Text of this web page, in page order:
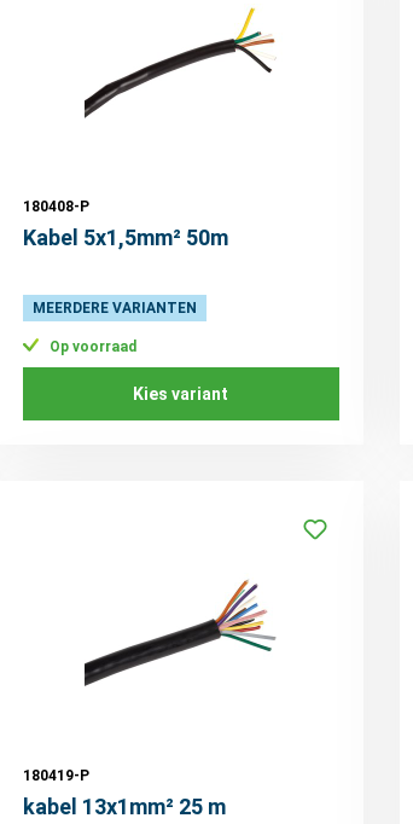
180408-P
Kabel 5x1,5mm² 50m
MEERDERE VARIANTEN
Op voorraad
Kies variant
180419-P
kabel 13x1mm² 25 m